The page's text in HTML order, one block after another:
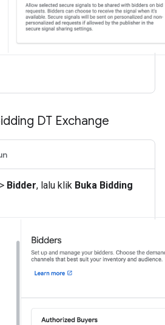
DT Exchange
> Bidder, lalu klik Buka Bidding